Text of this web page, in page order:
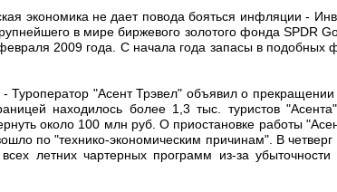
экономика не дает повода бояться инфляции -
в мире биржевого золотого фонда SPDR
2009 года. С начала года запасы в подобных
Туроператор "Асент Трэвел" объявил о
находилось более 1,3 тыс. туристов
около 100 млн руб. О приостановке работы
по "технико-экономическим причинам". В четверг
летних чартерных программ из-за